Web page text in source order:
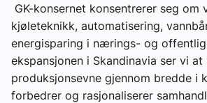
GK-konsernet konsentrerer seg om
kjøleteknikk, automatisering,
energisparing i nærings- og
ekspansjonen i Skandinavia ser vi
produksjonsevne gjennom bredde i
forbedrer og rasjonaliserer